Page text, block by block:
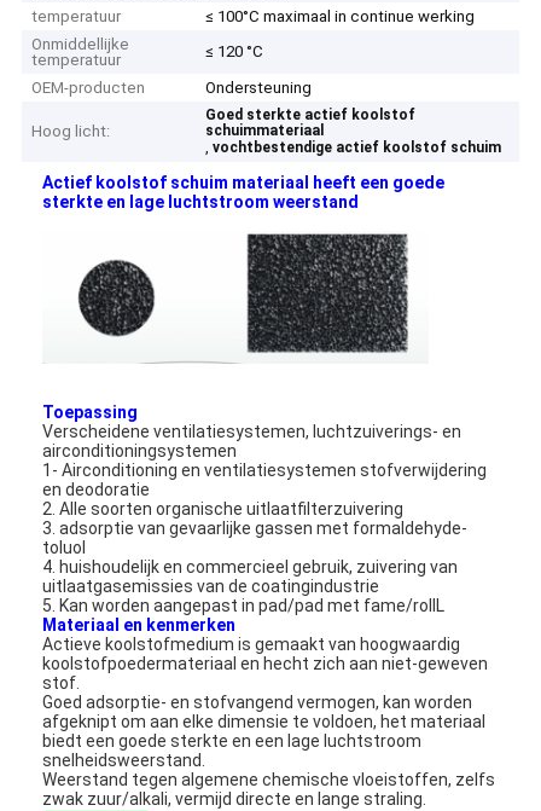
temperatuur
≤ 100°C maximaal in continue werking
Onmiddellijke
temperatuur
≤ 120 °C
OEM-producten
Ondersteuning
Hoog licht:
Goed sterkte actief koolstof
schuimmateriaal
,vochtbestendige actief koolstof schuim
Actief koolstof schuim materiaal heeft een goede
sterkte en lage luchtstroom weerstand
Toepassing
Verscheidene ventilatiesystemen, luchtzuiverings- en
airconditioningsystemen
1- Airconditioning en ventilatiesystemen stofverwijdering
en deodoratie
2. Alle soorten organische uitlaatfilterzuivering
3. adsorptie van gevaarlijke gassen met formaldehyde-
toluol
4. huishoudelijk en commercieel gebruik, zuivering van
uitlaatgasemissies van de coatingindustrie
5. Kan worden aangepast in pad/pad met fame/rollL
Materiaal en kenmerken
Actieve koolstofmedium is gemaakt van hoogwaardig
koolstofpoedermateriaal en hecht zich aan niet-geweven
stof.
Goed adsorptie- en stofvangend vermogen, kan worden
afgeknipt om aan elke dimensie te voldoen, het materiaal
biedt een goede sterkte en een lage luchtstroom
snelheidsweerstand.
Weerstand tegen algemene chemische vloeistoffen, zelfs
zwak zuur/alkali, vermijd directe en lange straling.